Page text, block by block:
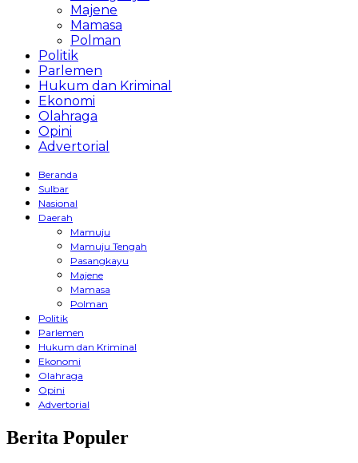
Majene
Mamasa
Polman
Politik
Parlemen
Hukum dan Kriminal
Ekonomi
Olahraga
Opini
Advertorial
Beranda
Sulbar
Nasional
Daerah
Mamuju
Mamuju Tengah
Pasangkayu
Majene
Mamasa
Polman
Politik
Parlemen
Hukum dan Kriminal
Ekonomi
Olahraga
Opini
Advertorial
Berita Populer